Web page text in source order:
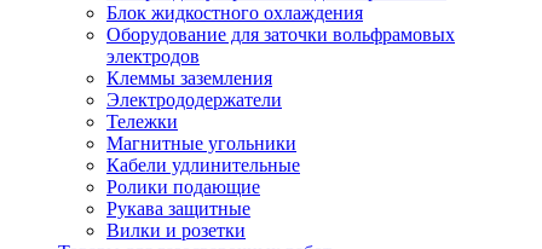
Блок жидкостного охлаждения
Оборудование для заточки вольфрамовых
электродов
Клеммы заземления
Электрододержатели
Тележки
Магнитные угольники
Кабели удлинительные
Ролики подающие
Рукава защитные
Вилки и розетки